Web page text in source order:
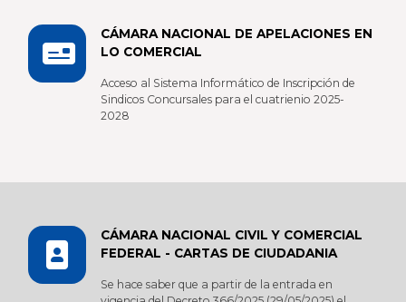
CÁMARA NACIONAL DE APELACIONES EN
LO COMERCIAL
Acceso al Sistema Informático de Inscripción de
Sindicos Concursales para el cuatrienio 2025-
2028
CÁMARA NACIONAL CIVIL Y COMERCIAL
FEDERAL - CARTAS DE CIUDADANIA
Se hace saber que a partir de la entrada en